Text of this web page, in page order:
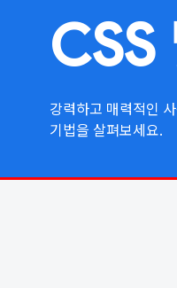
CSS
강력하고 매력적인
기법을 살펴보세요.